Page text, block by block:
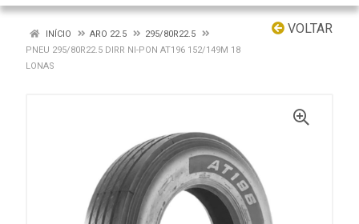
VOLTAR
INÍCIO ARO 22.5
295/80R22.5
PNEU 295/80R22.5 DIRR NI-PON AT196 152/149M 18
LONAS